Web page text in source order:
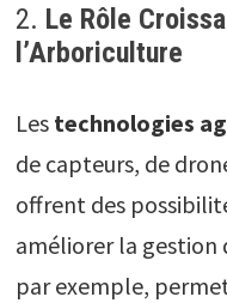
2. Le Rôle
l’Arboriculture
Les technologies
de capteurs, de
offrent des
améliorer la gestion
par exemple,